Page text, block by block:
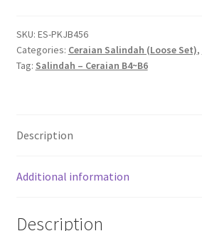
quantity
SKU: ES-PKJB456
Categories: Ceraian Salindah (Loose Set),
Tag: Salindah – Ceraian B4~B6
Description
Additional information
Description